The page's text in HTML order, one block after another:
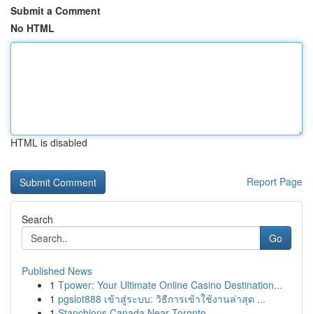
Submit a Comment
No HTML
HTML is disabled
Report Page
Search
Go
Published News
1 Tpower: Your Ultimate Online Casino Destination...
1 pgslot888 เข้าสู่ระบบ: วิธีการเข้าใช้งานล่าสุด ...